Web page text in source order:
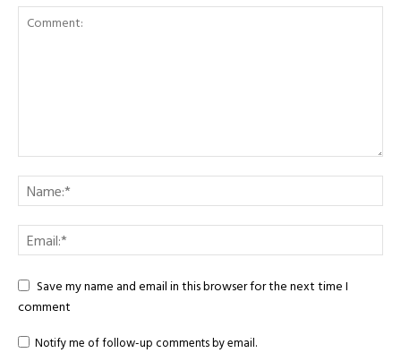
Save my name and email in this browser for the next time I
comment
Notify me of follow-up comments by email.